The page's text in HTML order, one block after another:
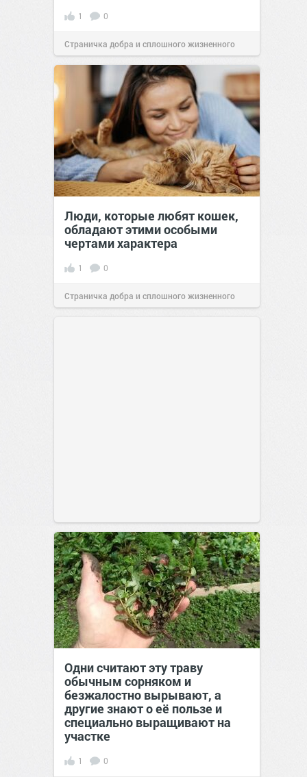
1 0
Страничка добра и сплошного жизненного
позитива!07:38Сегодня
Люди, которые любят кошек,
обладают этими особыми
чертами характера
1 0
Страничка добра и сплошного жизненного
Одни считают эту траву
обычным сорняком и
безжалостно вырывают, а
другие знают о её пользе и
специально выращивают на
участке
1 0